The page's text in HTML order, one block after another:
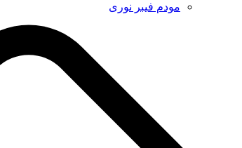
مودم فیبر نوری